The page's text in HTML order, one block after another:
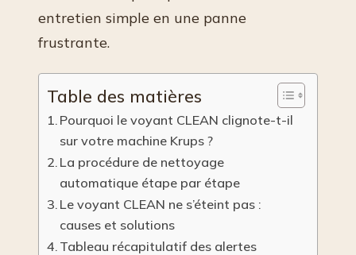
entretien simple en une panne
frustrante.
Table des matières
Pourquoi le voyant CLEAN clignote-t-il
sur votre machine Krups ?
La procédure de nettoyage
automatique étape par étape
Le voyant CLEAN ne s’éteint pas :
causes et solutions
Tableau récapitulatif des alertes